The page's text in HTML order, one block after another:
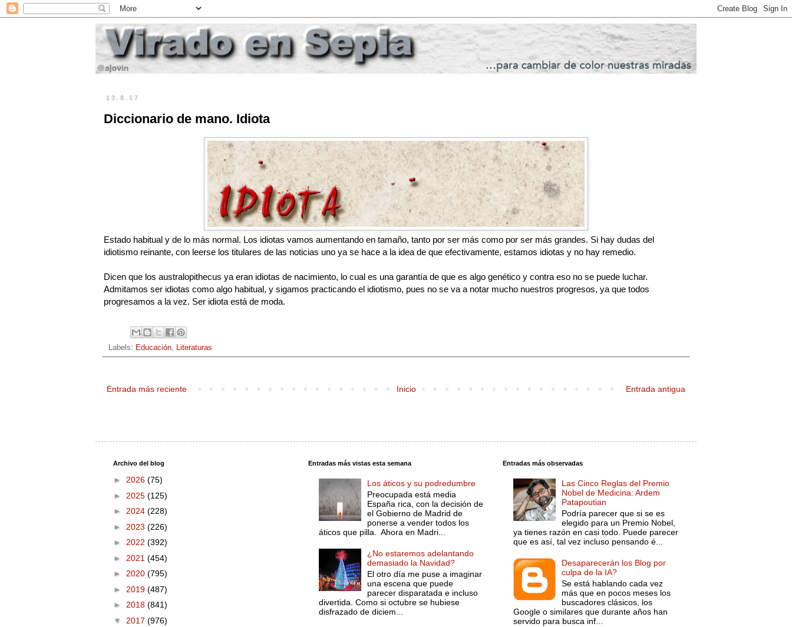
13.8.17
Diccionario de mano. Idiota
Estado habitual y de lo más normal. Los idiotas vamos aumentando en tamaño, tanto por ser más como por ser más grandes. Si hay dudas del
idiotismo reinante, con leerse los titulares de las noticias uno ya se hace a la idea de que efectivamente, estamos idiotas y no hay remedio.
Dicen que los australopithecus ya eran idiotas de nacimiento, lo cual es una garantía de que es algo genético y contra eso no se puede luchar.
Admitamos ser idiotas como algo habitual, y sigamos practicando el idiotismo, pues no se va a notar mucho nuestros progresos, ya que todos
progresamos a la vez. Ser idiota está de moda.
Labels: Educación Literaturas
Entrada más reciente Entrada antigua
Inicio
Archivo del blog
► 2026 (75)
► 2025 (125)
► 2024 (228)
► 2023 (226)
► 2022 (392)
► 2021 (454)
► 2020 (795)
► 2019 (487)
► 2018 (841)
▼ 2017 (976)
Entradas más vistas esta semana
Los áticos y su podredumbre
Preocupada está media
España rica, con la decisión de
el Gobierno de Madrid de
ponerse a vender todos los
áticos que pilla. Ahora en Madri...
¿No estaremos adelantando
demasiado la Navidad?
El otro día me puse a imaginar
una escena que puede
parecer disparatada e incluso
divertida. Como si octubre se hubiese
disfrazado de diciem...
Entradas más observadas
Las Cinco Reglas del Premio
Nobel de Medicina: Ardem
Patapoutian
Podría parecer que si se es
elegido para un Premio Nobel,
ya tienes razón en casi todo. Puede parecer
que es así, tal vez incluso pensando é...
Desaparecerán los Blog por
culpa de la IA?
Se está hablando cada vez
más que en pocos meses los
buscadores clásicos, los
Google o similares que durante años han
servido para busca inf...